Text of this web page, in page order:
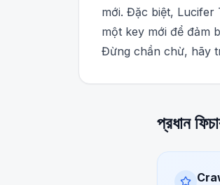
mới. Đặc biệt, Lucifer
một key mới để đảm
Đừng chần chừ, hãy
প্রধান